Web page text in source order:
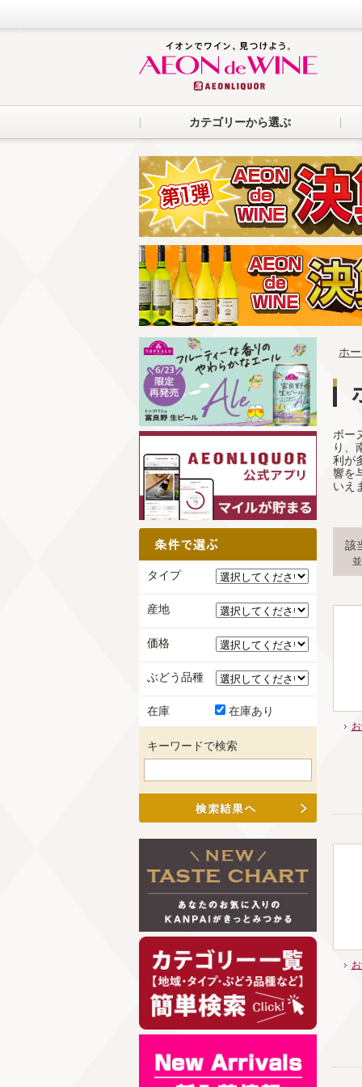
カテゴリーから選ぶ
ホ
ボー
り、
利が
響を
いえ
該
タイプ
産地
価格
ぶどう品種
在庫 在庫あり
キーワードで検索